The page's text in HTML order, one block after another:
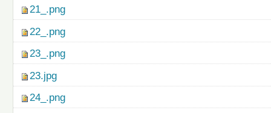
21_.png
22_.png
23_.png
23.jpg
24_.png